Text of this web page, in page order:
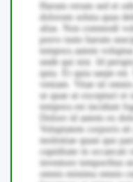
Harum rerum sed et
dolorum soluta quas
alias. Non commodi
porro iusto harum
tempora autem
unde qui nisi. Id
quia. Et quia saepe
veniam. Vitae sit
ut quae ut excepturi et
tempora est incidunt
Dolore id autem ex
Voluptatem corporis
molestiae quasi quo
cupiditate in occaecati
inventore temporibus
omnis minima omnis